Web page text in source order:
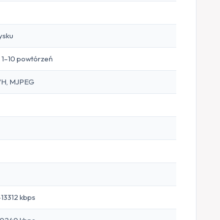
1–10 powtórzeń
MJPEG
kbps